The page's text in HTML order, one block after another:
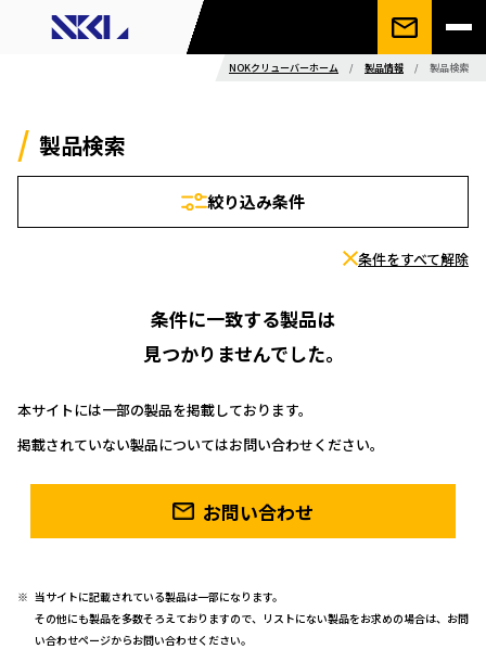
NOKクリューバーホーム / 製品情報 / 製品検索
製品検索
絞り込み条件
条件をすべて解除
条件に一致する製品は
見つかりませんでした。
本サイトには一部の製品を掲載しております。
掲載されていない製品についてはお問い合わせください。
お問い合わせ
当サイトに記載されている製品は一部になります。
その他にも製品を多数そろえておりますので、リストにない製品をお求めの場合は、お問
い合わせページからお問い合わせください。